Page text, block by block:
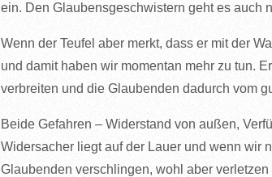
ein. Den Glaubensgeschwistern geht es auch
Wenn der Teufel aber merkt, dass er mit der
und damit haben wir momentan mehr zu tun.
verbreiten und die Glaubenden dadurch vom
Beide Gefahren – Widerstand von außen,
Widersacher liegt auf der Lauer und wenn wir
Glaubenden verschlingen, wohl aber